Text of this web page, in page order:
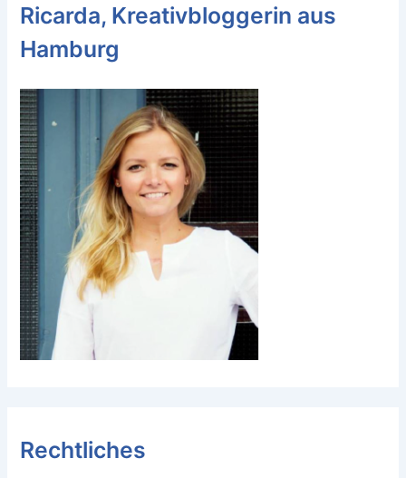
Ricarda, Kreativbloggerin aus
Hamburg
Rechtliches